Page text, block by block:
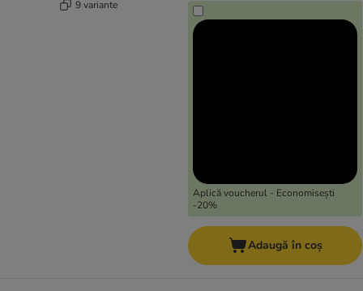
9 variante
Aplică voucherul - Economisești
-20%
Adaugă în coș